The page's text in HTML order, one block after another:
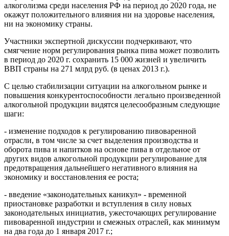
алкоголизма среди населения РФ на период до 2020 года, не
окажут положительного влияния ни на здоровье населения,
ни на экономику страны.
Участники экспертной дискуссии подчеркивают, что
смягчение норм регулирования рынка пива может позволить
в период до 2020 г. сохранить 15 000 жизней и увеличить
ВВП страны на 271 млрд руб. (в ценах 2013 г.).
С целью стабилизации ситуации на алкогольном рынке и
повышения конкурентоспособности легально произведенной
алкогольной продукции видятся целесообразным следующие
шаги:
- изменение подходов к регулированию пивоваренной
отрасли, в том числе за счет выделения производства и
оборота пива и напитков на основе пива в отдельное от
других видов алкогольной продукции регулирование для
предотвращения дальнейшего негативного влияния на
экономику и восстановления ее роста;
- введение «законодательных каникул» - временной
приостановке разработки и вступления в силу новых
законодательных инициатив, ужесточающих регулирование
пивоваренной индустрии и смежных отраслей, как минимум
на два года до 1 января 2017 г.;